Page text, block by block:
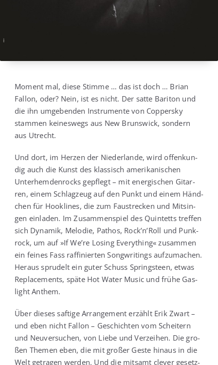
Moment mal, die­se Stim­me … das ist doch … Bri­an
Fallon, oder? Nein, ist es nicht. Der sat­te Bari­ton und
die ihn umge­ben­den Instru­men­te von Cop­pers­ky
stam­men kei­nes­wegs aus New Bruns­wick, son­dern
aus Utrecht.
Und dort, im Her­zen der Nie­der­lan­de, wird offen­kun­
dig auch die Kunst des klas­sisch ame­ri­ka­ni­schen
Unter­hem­den­rocks gepflegt – mit ener­gi­schen Gitar­
ren, einem Schlag­zeug auf den Punkt und einem Händ­
chen für Hook­li­nes, die zum Fau­stre­cken und Mit­sin­
gen ein­la­den. Im Zusam­men­spiel des Quin­tetts tref­fen
sich Dyna­mik, Melo­die, Pathos, Rock’n’Roll und Punk­
rock, um auf »If We’­re Losing Ever­y­thing« zusam­men
ein fei­nes Fass raf­fi­nier­ten Song­wri­tin­gs auf­zu­ma­chen.
Her­aus spru­delt ein guter Schuss Springsteen, etwas
Repla­ce­ments, spä­te Hot Water Music und frü­he Gas­
light Anthem.
Über die­ses saf­ti­ge Arran­ge­ment erzählt Erik Zwart –
und eben nicht Fallon – Geschich­ten vom Schei­tern
und Neu­ver­su­chen, von Lie­be und Ver­zei­hen. Die gro­
ßen The­men eben, die mit gro­ßer Ges­te hin­aus in die
Welt getra­gen wer­den. Und die mit­samt cle­ver gesetz­